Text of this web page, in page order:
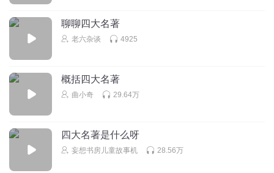
聊聊四大名著
老六杂谈 4925
概括四大名著
曲小奇 29.64万
四大名著是什么呀
妄想书房儿童故事机 28.56万